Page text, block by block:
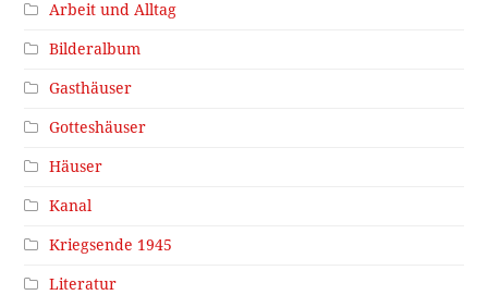
Arbeit und Alltag
Bilderalbum
Gasthäuser
Gotteshäuser
Häuser
Kanal
Kriegsende 1945
Literatur